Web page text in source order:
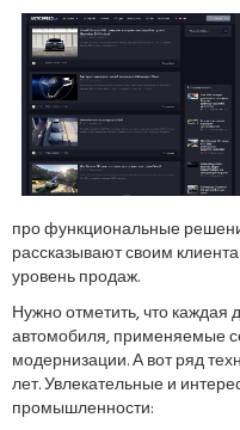
про функциональные
рассказывают своим
уровень продаж.
Нужно отметить, что каждая
автомобиля, применяемые
модернизации. А вот ряд
лет. Увлекательные и
промышленности: